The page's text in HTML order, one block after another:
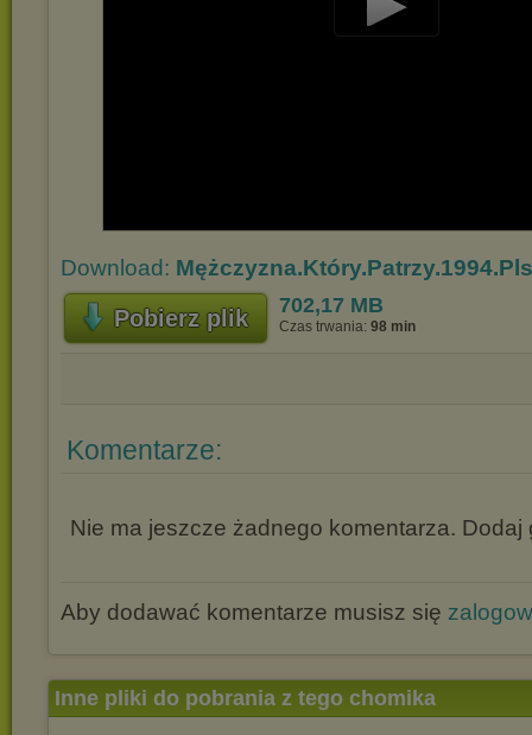
Download:
Pobierz plik 702,17 MB
Czas trwania: 98 min
Komentarze:
Nie ma jeszcze żadnego komentarza. Dodaj
Aby dodawać komentarze musisz się
Inne pliki do pobrania z tego chomika